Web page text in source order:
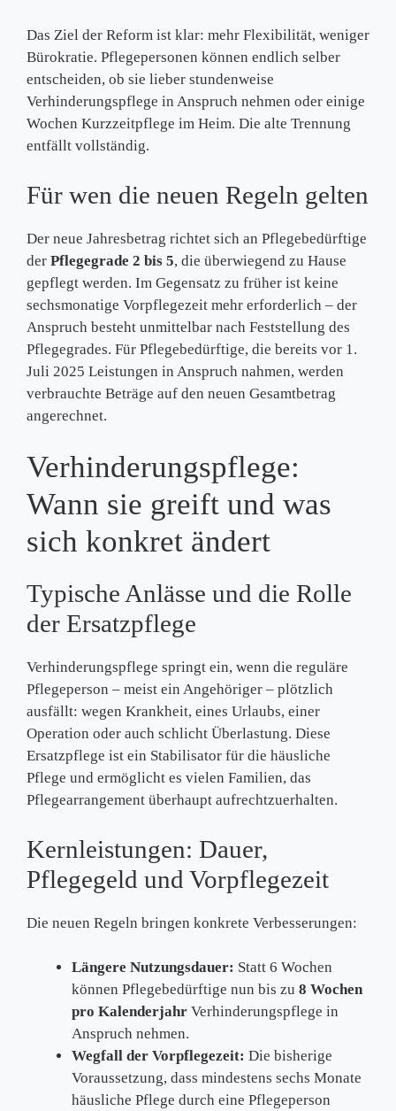
Das Ziel der Reform ist klar: mehr Flexibilität, weniger
Bürokratie. Pflegepersonen können endlich selber
entscheiden, ob sie lieber stundenweise
Verhinderungspflege in Anspruch nehmen oder einige
Wochen Kurzzeitpflege im Heim. Die alte Trennung
entfällt vollständig.
Für wen die neuen Regeln gelten
Der neue Jahresbetrag richtet sich an Pflegebedürftige
der Pflegegrade 2 bis 5, die überwiegend zu Hause
gepflegt werden. Im Gegensatz zu früher ist keine
sechsmonatige Vorpflegezeit mehr erforderlich – der
Anspruch besteht unmittelbar nach Feststellung des
Pflegegrades. Für Pflegebedürftige, die bereits vor 1.
Juli 2025 Leistungen in Anspruch nahmen, werden
verbrauchte Beträge auf den neuen Gesamtbetrag
angerechnet.
Verhinderungspflege:
Wann sie greift und was
sich konkret ändert
Typische Anlässe und die Rolle
der Ersatzpflege
Verhinderungspflege springt ein, wenn die reguläre
Pflegeperson – meist ein Angehöriger – plötzlich
ausfällt: wegen Krankheit, eines Urlaubs, einer
Operation oder auch schlicht Überlastung. Diese
Ersatzpflege ist ein Stabilisator für die häusliche
Pflege und ermöglicht es vielen Familien, das
Pflegearrangement überhaupt aufrechtzuerhalten.
Kernleistungen: Dauer,
Pflegegeld und Vorpflegezeit
Die neuen Regeln bringen konkrete Verbesserungen:
Längere Nutzungsdauer: Statt 6 Wochen
können Pflegebedürftige nun bis zu 8 Wochen
pro Kalenderjahr Verhinderungspflege in
Anspruch nehmen.
Wegfall der Vorpflegezeit: Die bisherige
Voraussetzung, dass mindestens sechs Monate
häusliche Pflege durch eine Pflegeperson